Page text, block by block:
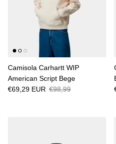
Camisola Carhartt WIP
American Script Bege
€69,29 EUR €98,99